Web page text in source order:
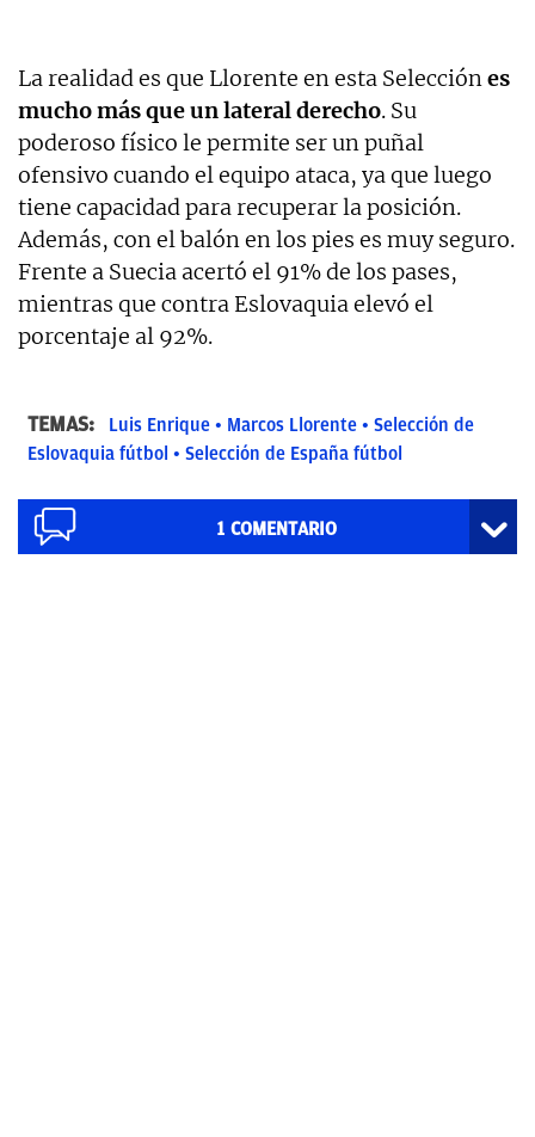
La realidad es que Llorente en esta Selecciónes
mucho más que un lateral derecho. Su
poderoso físico le permite ser un puñal
ofensivo cuando el equipo ataca, ya que luego
tiene capacidad para recuperar la posición.
Además, con el balón en los pies es muy seguro.
Frente a Suecia acertó el 91% de los pases,
mientras que contra Eslovaquia elevó el
porcentaje al 92%.
TEMAS: Luis Enrique Marcos Llorente
Selección de
Eslovaquia fútbol
Selección de España fútbol
1 COMENTARIO